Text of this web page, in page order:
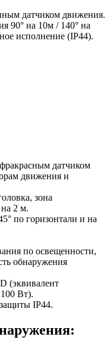
датчиком движения.
90° на 10м / 140° на
исполнение (IP44).
датчиком
движения и
зона
2 м.
по горизонтали и на
по освещенности,
обнаружения
(эквивалент
Вт).
IP44.